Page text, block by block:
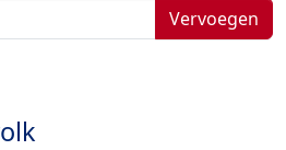
Vervoegen